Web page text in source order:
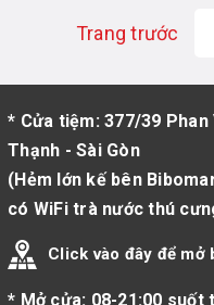
Trang trước
* Cửa tiệm: 377/39
Thạnh - Sài Gòn
(Hẻm lớn kế bên
có WiFi trà nước thú
Click vào đây để mở
* Mở cửa: 08-21:00 suốt